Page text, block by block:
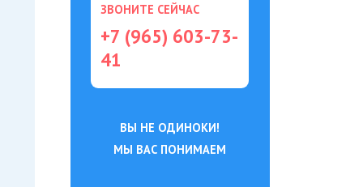
ЗВОНИТЕ СЕЙЧАС
+7 (965) 603-73-
41
ВЫ НЕ ОДИНОКИ!
МЫ ВАС ПОНИМАЕМ